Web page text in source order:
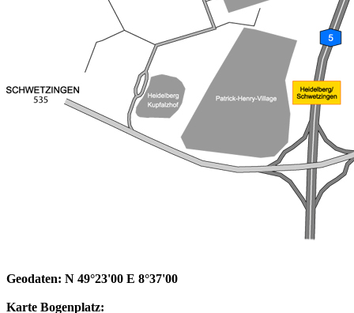
Geodaten: N 49°23'00 E 8°37'00
Karte Bogenplatz: